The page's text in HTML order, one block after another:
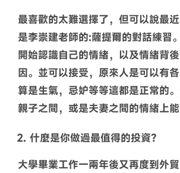
最喜歡的太難選擇了，但可以說最
是李崇建老師的:薩提爾的對話練習
開始認識自己的情緒，以及情緒背
因。並可以接受，原來人是可以有
算是生氣，忌妒等等這都是正常的
親子之間，或是夫妻之間的情緒上能
什麼是你做過最值得的投資？
大學畢業工作一兩年後又再度到外